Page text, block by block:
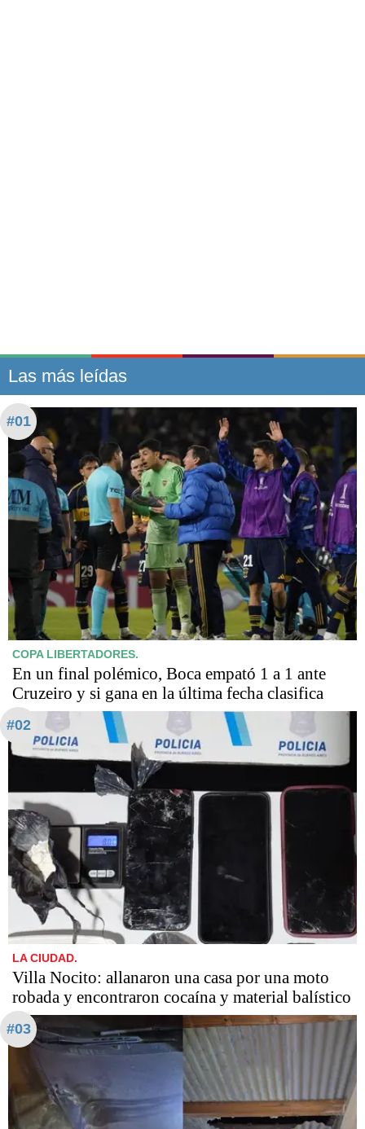
Las más leídas
#01
COPA LIBERTADORES.
En un final polémico, Boca empató 1 a 1 ante
Cruzeiro y si gana en la última fecha clasifica
#02
LA CIUDAD.
Villa Nocito: allanaron una casa por una moto
robada y encontraron cocaína y material balístico
#03